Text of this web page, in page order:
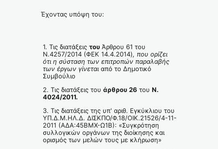
Έχοντας υπόψη του:
1. Τις διατάξεις του Άρθρου 61 του
N.4257/2014 (ΦΕΚ 14.4.2014), που ορίζει
ότι η σύσταση των επιτροπών παραλαβής
των έργων γίνεται από το Δημοτικό
Συμβούλιο
2. Τις διατάξεις του άρθρου 26 του Ν.
4024/2011.
3. Τις διατάξεις της υπ' αριθ. Εγκύκλιου του
ΥΠ.Δ.Μ.ΗΛ.Δ. ΔΙΣΚΠΟ/Φ.18/ΟΙΚ.21526/4-11-
2011 (ΑΔΑ:45ΒΜΧ-Ω1Β): «Συγκρότηση
συλλογικών οργάνων της διοίκησης και
ορισμός των μελών τους με κλήρωση»